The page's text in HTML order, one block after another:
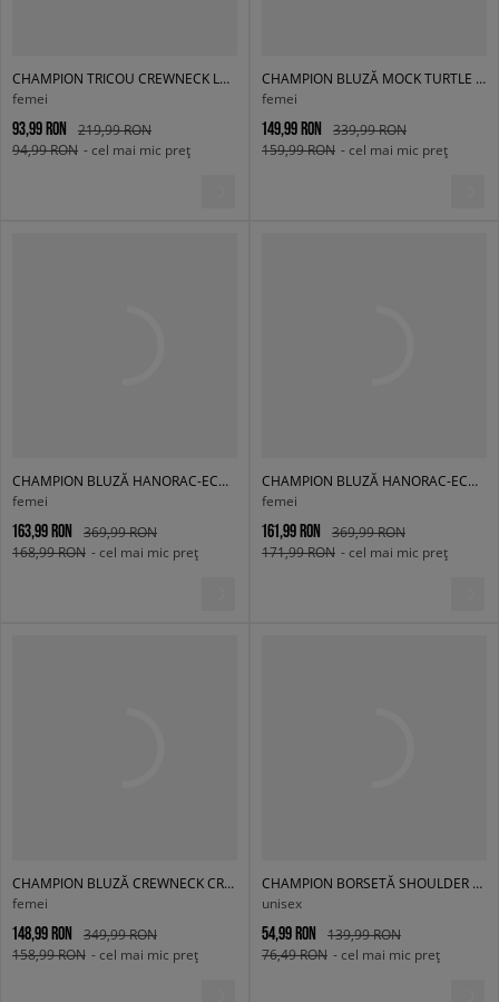
CHAMPION TRICOU CREWNECK LONG SLEEVE TRICOU
femei
93,99 RON
219,99 RON
94,99 RON - cel mai mic preț
CHAMPION BLUZĂ MOCK TURTLE NECK SWEATSHIRT
femei
149,99 RON
339,99 RON
159,99 RON - cel mai mic preț
CHAMPION BLUZĂ HANORAC-ECO FUTURE
femei
163,99 RON
369,99 RON
168,99 RON - cel mai mic preț
CHAMPION BLUZĂ HANORAC-ECO FUTURE
femei
161,99 RON
369,99 RON
171,99 RON - cel mai mic preț
CHAMPION BLUZĂ CREWNECK CROPTOP-ECO FUTURE
femei
148,99 RON
349,99 RON
158,99 RON - cel mai mic preț
CHAMPION BORSETĂ SHOULDER BAG
unisex
54,99 RON
139,99 RON
76,49 RON - cel mai mic preț